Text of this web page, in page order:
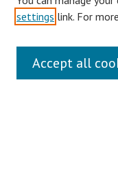
Journal Home
About This Journal
Editorial Board
settings link. For
Accept all